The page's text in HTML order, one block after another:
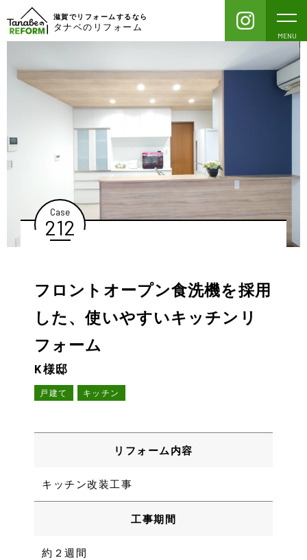
滋賀でリフォームするなら
タナベのリフォーム
MENU
Case
212
フロントオープン食洗機を採用
した、使いやすいキッチンリ
フォーム
K様邸
戸建て キッチン
リフォーム内容
キッチン改装工事
工事期間
約２週間